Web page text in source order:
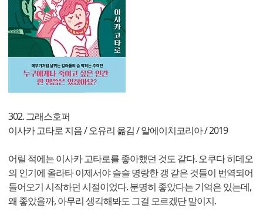
302. 그래스호퍼
이사카 고타로 지음 / 오유리 옮김 / 알에이치코리아 / 2019
어릴 적에는 이사카 고타로를 좋아했던 것도 같다. 오쿠다 히데오
의 인기에 올라타 이제서야 슬슬 명랑한 갱 같은 것들이 번역되어
들어오기 시작하던 시절이었다. 분명히 좋았다는 기억은 있는데,
왜 좋았을까, 아무리 생각해봐도 그걸 모르겠단 말이지.